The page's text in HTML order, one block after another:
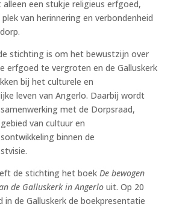
een stukje religieus erfgoed,
van herinnering en verbondenheid
stichting is om het bewustzijn over
erfgoed te vergroten en de Galluskerk
bij het culturele en
leven van Angerlo. Daarbij wordt
met de Dorpsraad,
van cultuur en
binnen de
de stichting het boek De bewogen
de Galluskerk in Angerlouit. Op 20
in de Galluskerk de boekpresentatie